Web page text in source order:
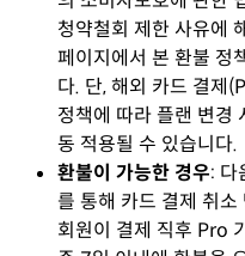
청약철회 제한 사유에
페이지에서 본 환불 정
다. 단, 해외 카드 결제
정책에 따라 플랜 변경
동 적용될 수 있습니다.
환불이 가능한 경우: 다
를 통해 카드 결제 취
회원이 결제 직후 Pro